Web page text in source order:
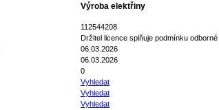
Výroba elektřiny
112544208
Držitel licence splňuje podmínku
06.03.2026
06.03.2026
0
Vyhledat
Vyhledat
Vyhledat